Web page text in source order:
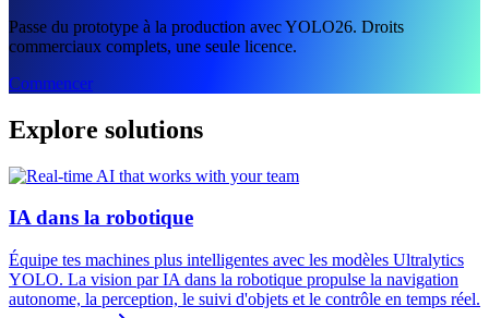
Passe du prototype à la production avec YOLO26. Droits
commerciaux complets, une seule licence.
Commencer
Explore solutions
IA dans la robotique
Équipe tes machines plus intelligentes avec les modèles Ultralytics
YOLO. La vision par IA dans la robotique propulse la navigation
autonome, la perception, le suivi d'objets et le contrôle en temps réel.